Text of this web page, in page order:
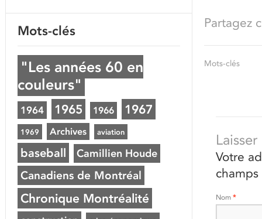
Partagez
Mots-clés
Votre
Nom *
Mots-clés
"Les années 60 en
couleurs"
1964 1965 1966 1967
1969 Archives aviation
baseball Camillien Houde
Canadiens de Montréal
Chronique Montréalité